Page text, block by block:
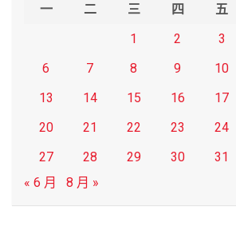
一 二 三 四 五
1
2 3
6
7 8 9 10
13
14 15 16 17
20
21 22 23 24
27
28 29 30
31
« 6 月
8 月 »